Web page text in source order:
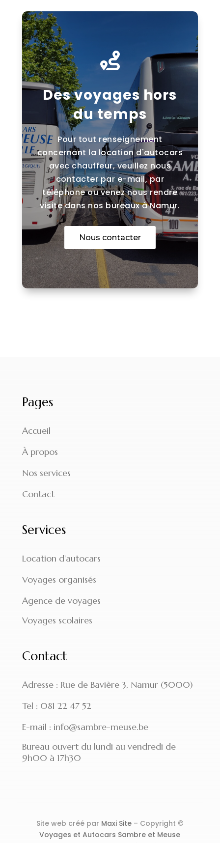

Des voyages hors
du temps
Pour tout renseignement
concernant la location d'autocars
avec chauffeur, veuillez nous
contacter par e-mail, par
téléphone ou venez nous rendre
visite dans nos bureaux à Namur.
Nous contacter
Pages
Accueil
À propos
Nos services
Contact
Services
Location d'autocars
Voyages organisés
Agence de voyages
Voyages scolaires
Contact
Adresse : Rue de Bavière 3, Namur (5000)
Tel : 081 22 47 52
E-mail : info@sambre-meuse.be
Bureau ouvert du lundi au vendredi de
9h00 à 17h30
Site web créé par Maxi Site– Copyright ©
Voyages et Autocars Sambre et Meuse